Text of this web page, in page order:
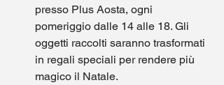
presso Plus Aosta, ogni
pomeriggio dalle 14 alle 18. Gli
oggetti raccolti saranno trasformati
in regali speciali per rendere più
magico il Natale.